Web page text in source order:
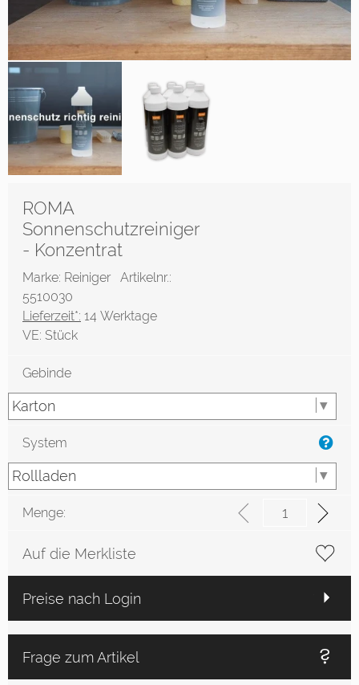
ROMA
Sonnenschutzreiniger
- Konzentrat
Marke: Reiniger Artikelnr.:
5510030
Lieferzeit*: 14 Werktage
VE: Stück
Gebinde
System
Menge:
Auf die Merkliste
Preise nach Login
Frage zum Artikel